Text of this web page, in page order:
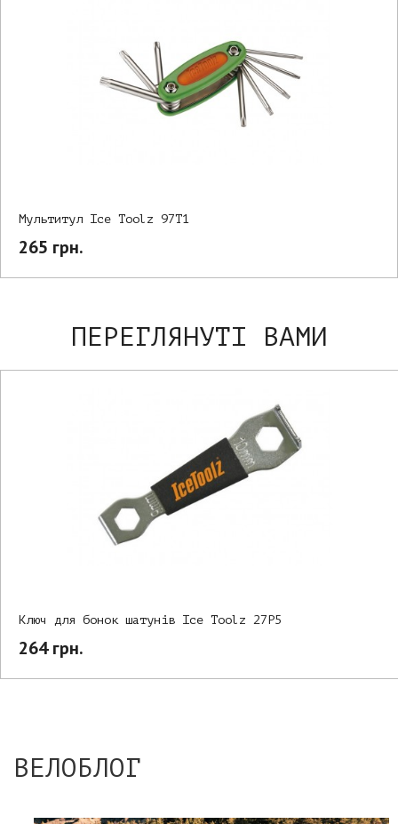
Мультитул Ice Toolz 97T1
265 грн.
ПЕРЕГЛЯНУТІ ВАМИ
Ключ для бонок шатунів Ice Toolz 27P5
264 грн.
ВЕЛОБЛОГ